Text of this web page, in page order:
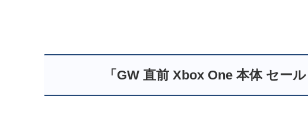
「GW 直前 Xbox One 本体 セー